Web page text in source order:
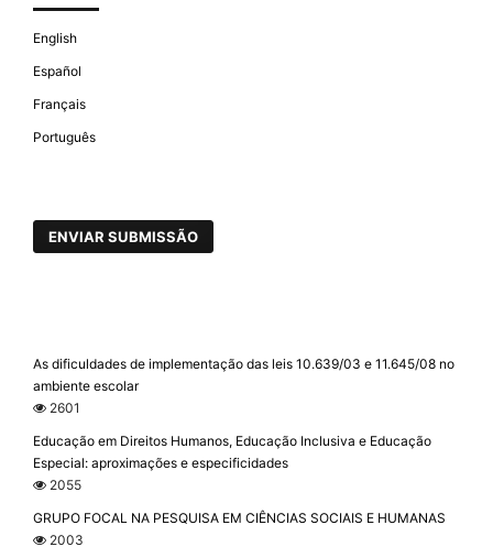
English
Español
Français
Português
ENVIAR SUBMISSÃO
As dificuldades de implementação das leis 10.639/03 e 11.645/08 no
ambiente escolar
2601
Educação em Direitos Humanos, Educação Inclusiva e Educação
Especial: aproximações e especificidades
2055
GRUPO FOCAL NA PESQUISA EM CIÊNCIAS SOCIAIS E HUMANAS
2003